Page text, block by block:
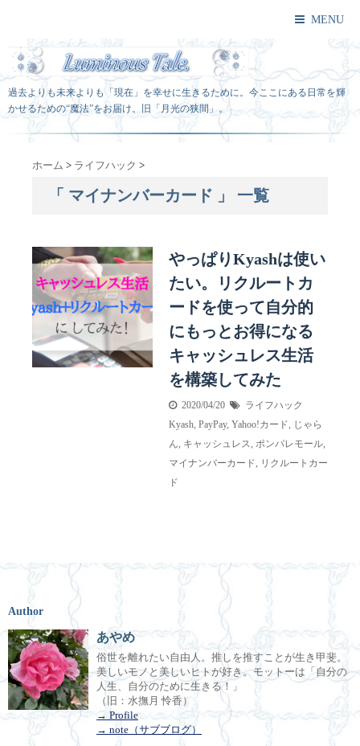
MENU
過去よりも未来よりも「現在」を幸せに生きるために。今ここにある日常を輝
かせるための“魔法”をお届け。旧「月光の狭間」。
ホーム > ライフハック >
「 マイナンバーカード 」 一覧
やっぱりKyashは使い
たい。リクルートカ
ードを使って自分的
にもっとお得になる
キャッシュレス生活
を構築してみた
2020/04/20
ライフハック
Kyash, PayPay, Yahoo!カード, じゃら
ん, キャッシュレス, ポンパレモール,
マイナンバーカード, リクルートカー
ド
Author
あやめ
俗世を離れたい自由人。推しを推すことが生き甲斐。
美しいモノと美しいヒトが好き。モットーは「自分の
人生、自分のために生きる！」
（旧：水撫月 怜香）
→ Profile
→ note（サブブログ）